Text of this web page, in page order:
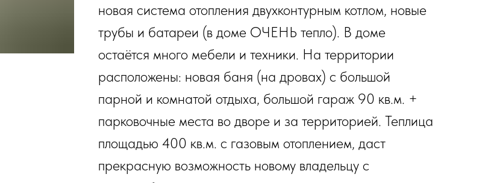
новая система отопления двухконтурным котлом, новые
трубы и батареи (в доме ОЧЕНЬ тепло). В доме
остаётся много мебели и техники. На территории
расположены: новая баня (на дровах) с большой
парной и комнатой отдыха, большой гараж 90 кв.м. +
парковочные места во дворе и за территорией. Теплица
площадью 400 кв.м. с газовым отоплением, даст
прекрасную возможность новому владельцу с